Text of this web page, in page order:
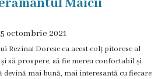
Maicii
octombrie 2021
Rezina! Doresc ca acest colț pitoresc al
să prospere, să fie mereu confortabil și
devină mai bună, mai interesantă cu fiecare